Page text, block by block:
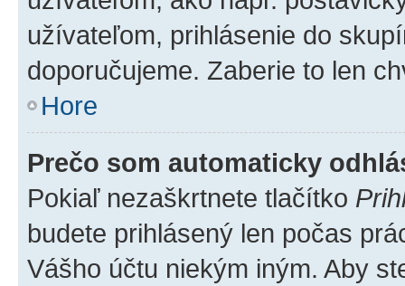
užívateľom, prihlásenie do
doporučujeme. Zaberie to len
Hore
Prečo som automaticky
Pokiaľ nezaškrtnete tlačítko
budete prihlásený len počas
Vášho účtu niekým iným. Aby